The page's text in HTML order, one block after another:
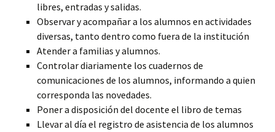
libres, entradas y salidas.
Observar y acompañar a los alumnos en actividades
diversas, tanto dentro como fuera de la institución
Atender a familias y alumnos.
Controlar diariamente los cuadernos de
comunicaciones de los alumnos, informando a quien
corresponda las novedades.
Poner a disposición del docente el libro de temas
Llevar al día el registro de asistencia de los alumnos